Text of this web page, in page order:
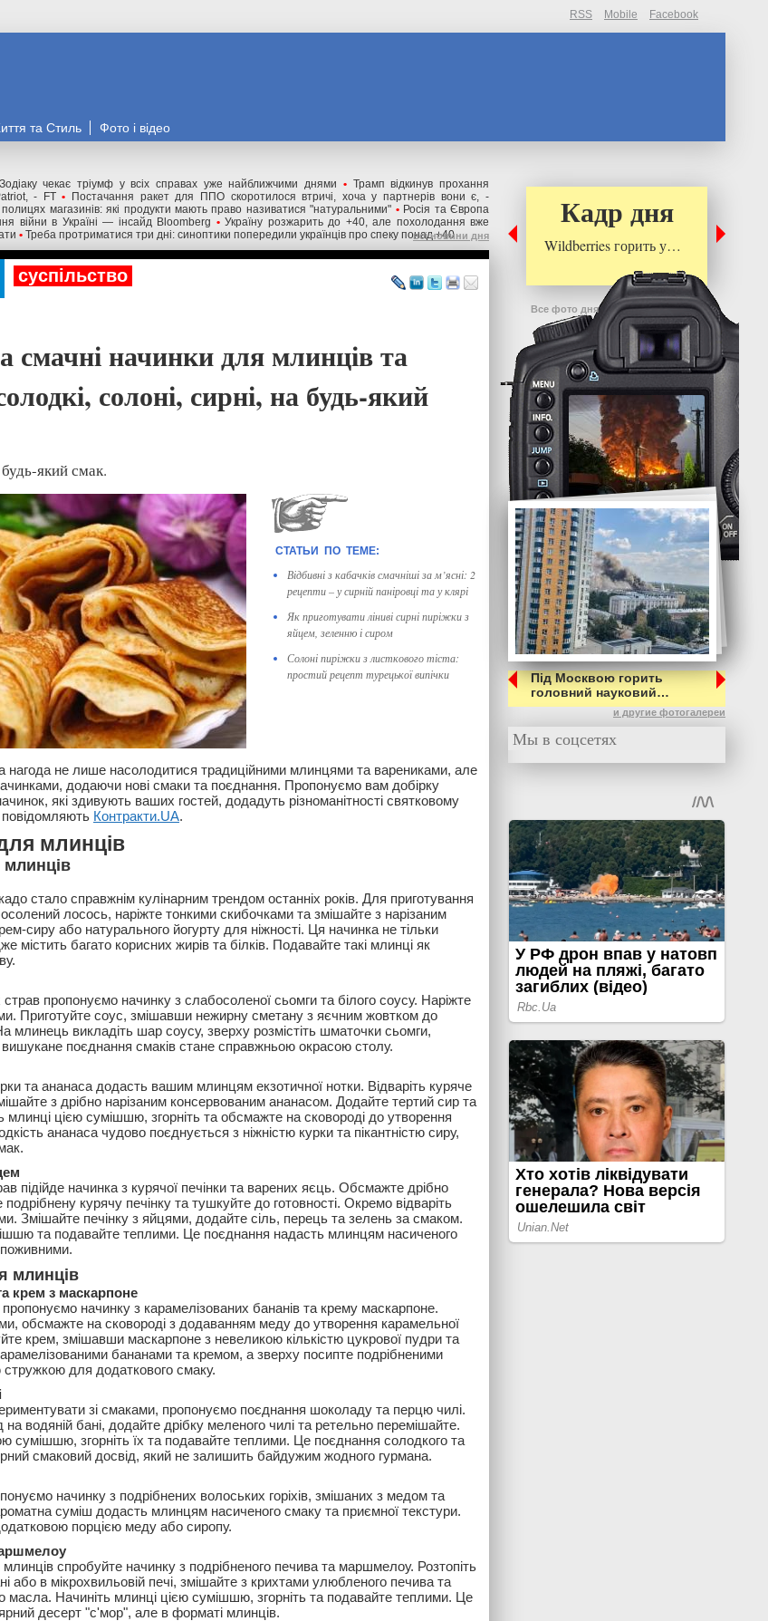
RSS Mobile Facebook
та Стиль Фото і відео
чекає тріумф у всіх справах уже найближчими днями • Трамп відкинув прохання
- FT •
Постачання ракет для ППО скоротилося втричі, хоча у партнерів вони є, -
магазинів: які продукти мають право називатися "натуральними" • Росія та Європа
війни в Україні — інсайд Bloomberg • Україну розжарить до +40, але похолодання вже
• Треба протриматися три дні: синоптики попередили українців про спеку понад +40
всі новини дня
суспільство
смачні начинки для млинців та
солоні, сирні, на будь-який
який смак.
Відбивні з кабачків смачніші за м’ясні: 2
рецепти – у сирній паніровці та у клярі
Як приготувати ліниві сирні пиріжки з
яйцем, зеленню і сиром
Солоні пиріжки з листкового тіста:
простий рецепт турецької випічки
не лише насолодитися традиційними млинцями та варениками, але
додаючи нові смаки та поєднання. Пропонуємо вам добірку
які здивують ваших гостей, додадуть різноманітності святковому
Контракти.UA.
млинців
млинців
стало справжнім кулінарним трендом останніх років. Для приготування
лосось, наріжте тонкими скибочками та змішайте з нарізаним
сиру або натурального йогурту для ніжності. Ця начинка не тільки
містить багато корисних жирів та білків. Подавайте такі млинці як
пропонуємо начинку з слабосоленої сьомги та білого соусу. Наріжте
Приготуйте соус, змішавши нежирну сметану з яєчним жовтком до
млинець викладіть шар соусу, зверху розмістіть шматочки сьомги,
вишукане поєднання смаків стане справжньою окрасою столу.
та ананаса додасть вашим млинцям екзотичної нотки. Відваріть куряче
з дрібно нарізаним консервованим ананасом. Додайте тертий сир та
млинці цією сумішшю, згорніть та обсмажте на сковороді до утворення
ананаса чудово поєднується з ніжністю курки та пікантністю сиру,
підійде начинка з курячої печінки та варених яєць. Обсмажте дрібно
курячу печінку та тушкуйте до готовності. Окремо відваріть
Змішайте печінку з яйцями, додайте сіль, перець та зелень за смаком.
та подавайте теплими. Це поєднання надасть млинцям насиченого
млинців
крем з маскарпоне
начинку з карамелізованих бананів та крему маскарпоне.
обсмажте на сковороді з додаванням меду до утворення карамельної
крем, змішавши маскарпоне з невеликою кількістю цукрової пудри та
бананами та кремом, а зверху посипте подрібненими
для додаткового смаку.
зі смаками, пропонуємо поєднання шоколаду та перцю чилі.
водяній бані, додайте дрібку меленого чилі та ретельно перемішайте.
сумішшю, згорніть їх та подавайте теплими. Це поєднання солодкого та
смаковий досвід, який не залишить байдужим жодного гурмана.
начинку з подрібнених волоських горіхів, змішаних з медом та
суміш додасть млинцям насиченого смаку та приємної текстури.
порцією меду або сиропу.
спробуйте начинку з подрібненого печива та маршмелоу. Розтопіть
або в мікрохвильовій печі, змішайте з крихтами улюбленого печива та
масла. Начиніть млинці цією сумішшю, згорніть та подавайте теплими. Це
десерт "с'мор", але в форматі млинців.
Кадр дня
Wildberries горить у…
Все фото дня
Під Москвою горить
головний науковий…
и другие фотогалереи
Мы в соцсетях